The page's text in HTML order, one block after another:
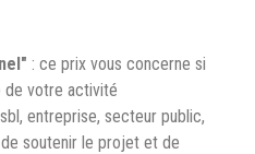
: ce prix vous concerne si
de votre activité
entreprise, secteur public,
soutenir le projet et de